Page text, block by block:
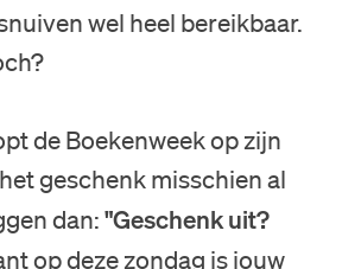
Bezoek
Museum
wel heel bereikbaar.
de Boekenweek op zijn
geschenk misschien al
dan:"Geschenk uit?
op deze zondag is jouw